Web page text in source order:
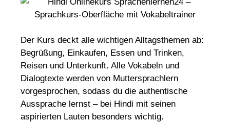
Der Kurs deckt alle wichtigen Alltagsthemen ab:
Begrüßung, Einkaufen, Essen und Trinken,
Reisen und Unterkunft. Alle Vokabeln und
Dialogtexte werden von Muttersprachlern
vorgesprochen, sodass du die authentische
Aussprache lernst – bei Hindi mit seinen
aspirierten Lauten besonders wichtig.